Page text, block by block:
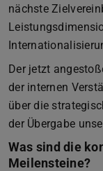
nächste
Der jetzt
der internen
über die
der Übergabe
Was sind die
Meilensteine?